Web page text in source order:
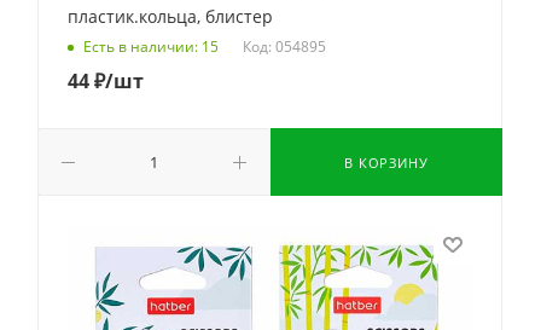
пластик.кольца, блистер
Есть в наличии: 15 Код: 054895
44₽/шт
В КОРЗИНУ